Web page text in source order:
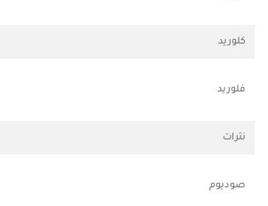
كلوريد
فلوريد
نترات
صوديوم